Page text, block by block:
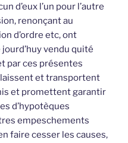
d’eux l’un pour l’autre
renonçant au
d’ordre etc, ont
vendu quité
par ces présentes
et transportent
et promettent garantir
d’hypotèques
empeschements
faire cesser les causes,